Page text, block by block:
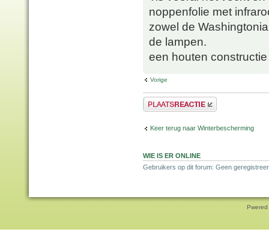
noppenfolie met
zowel de
de lampen.
een houten
Vorige
Plaats een reactie
Keer terug naar Winterbescherming
WIE IS ER ONLINE
Gebruikers op dit forum: Geen